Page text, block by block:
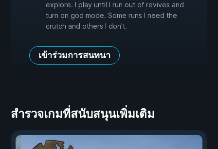
explore. I play until I run out of revives and
turn on god mode. Some runs I need the
crutch and others I don't.
เข้าร่วมการสนทนา
สำรวจเกมที่สนับสนุนเพิ่มเติม